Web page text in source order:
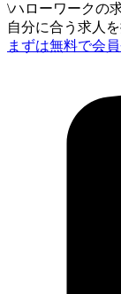
\ハローワークの
自分に合う求人
まずは無料で会